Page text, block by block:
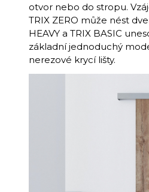
otvor nebo do stropu.
TRIX ZERO může nést
HEAVY a TRIX BASIC
základní jednoduchý
nerezové krycí lišty.